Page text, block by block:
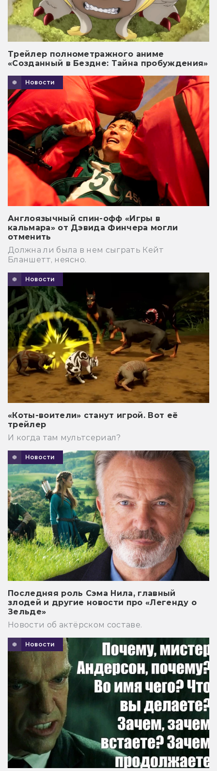
Трейлер полнометражного аниме
«Созданный в Бездне: Тайна пробуждения»
Новости
Англоязычный спин-офф «Игры в
кальмара» от Дэвида Финчера могли
отменить
Должна ли была в нем сыграть Кейт
Бланшетт, неясно.
Новости
«Коты-воители» станут игрой. Вот её
трейлер
И когда там мультсериал?
Новости
Последняя роль Сэма Нила, главный
злодей и другие новости про «Легенду о
Зельде»
Новости об актёрском составе.
Новости